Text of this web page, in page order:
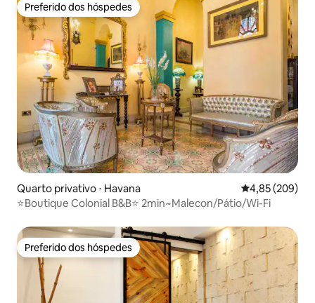
Preferido dos hóspedes
Preferido dos hóspedes
Quarto privativo ⋅ Havana 4,85 de uma
4,85 (209)
⭐️Boutique Colonial B&B⭐️ 2min~Malecon/Pátio/Wi-Fi
Preferido dos hóspedes
Preferido dos hóspedes